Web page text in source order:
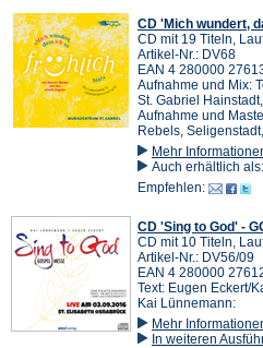
CD 'Mich wundert,
CD mit 19 Titeln,
Artikel-Nr.: DV68
EAN 4 280000
Aufnahme und Mix:
St. Gabriel
Aufnahme und
Rebels,
Mehr
Auch erhältlich als:
Empfehlen:
CD 'Sing to God' -
CD mit 10 Titeln,
Artikel-Nr.: DV56/09
EAN 4 280000
Text: Eugen Eckert/
Kai Lünnemann:
Mehr
In weiteren